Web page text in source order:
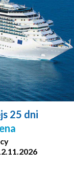
25 dni